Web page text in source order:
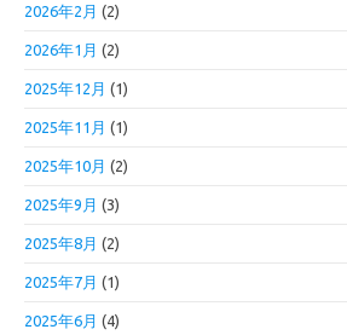
2026年2月 (2)
2026年1月 (2)
2025年12月 (1)
2025年11月 (1)
2025年10月 (2)
2025年9月 (3)
2025年8月 (2)
2025年7月 (1)
2025年6月 (4)